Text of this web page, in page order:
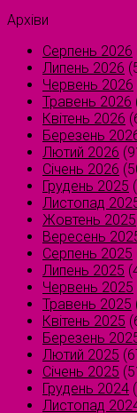
Архіви
Серпень 2026
Липень 2026
Червень 2026
Травень 2026
Квітень 2026
Березень
Лютий 2026
Січень 2026
Грудень 2025
Листопад
Жовтень 2025
Вересень
Серпень 2025
Липень 2025
Червень 2025
Травень 2025
Квітень 2025
Березень
Лютий 2025
Січень 2025
Грудень 2024
Листопад